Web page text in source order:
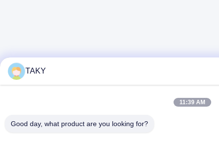
TAKY
11:39 AM
Good day, what product are you looking for?